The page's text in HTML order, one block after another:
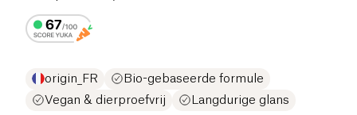
origin_FR
Bio-gebaseerde formule
Vegan & dierproefvrij
Langdurige glans